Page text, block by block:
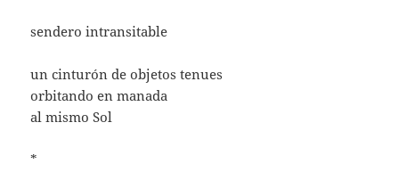
sendero intransitable
un cinturón de objetos tenues
orbitando en manada
al mismo Sol
*